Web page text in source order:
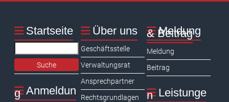
Startseite
Anmeldun
g
Über uns
Geschäftsstelle
Verwaltungsrat
Ansprechpartner
Rechtsgrundlagen
Meldung
& Beitrag
Meldung
Beitrag
Leistunge
n